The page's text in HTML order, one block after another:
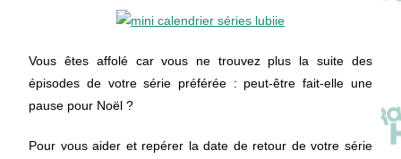
Vous êtes affolé car vous ne trouvez plus la suite des
épisodes de votre série préférée : peut-être fait-elle une
pause pour Noël ?
Pour vous aider et repérer la date de retour de votre série